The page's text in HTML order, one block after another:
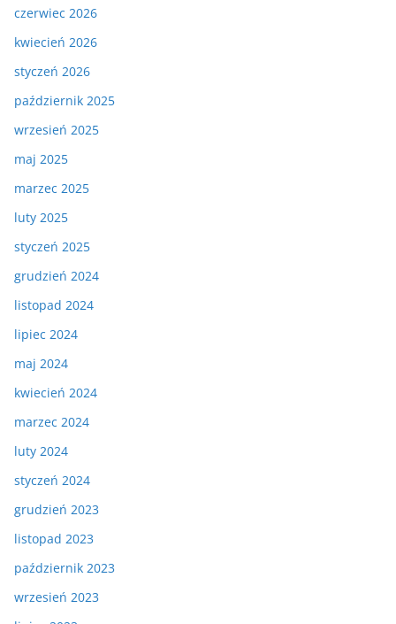
czerwiec 2026
kwiecień 2026
styczeń 2026
październik 2025
wrzesień 2025
maj 2025
marzec 2025
luty 2025
styczeń 2025
grudzień 2024
listopad 2024
lipiec 2024
maj 2024
kwiecień 2024
marzec 2024
luty 2024
styczeń 2024
grudzień 2023
listopad 2023
październik 2023
wrzesień 2023